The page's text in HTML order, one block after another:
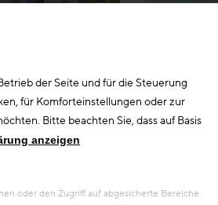
der Seite und für die Steuerung
für Komforteinstellungen oder zur
Bitte beachten Sie, dass auf Basis
anzeigen
oder den Zugriff auf abgesicherte Bereiche